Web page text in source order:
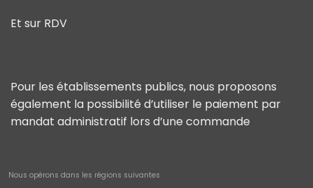
Et sur RDV
Pour les établissements publics, nous proposons
également la possibilité d’utiliser le paiement par
mandat administratif lors d’une commande
Nous opérons dans les régions suivantes